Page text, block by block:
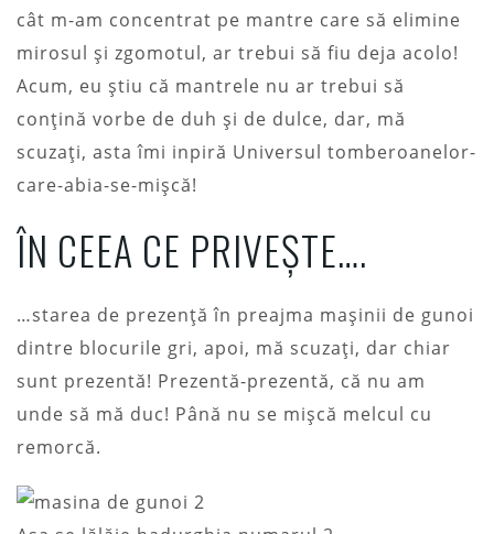
cât m-am concentrat pe mantre care să elimine
mirosul și zgomotul, ar trebui să fiu deja acolo!
Acum, eu știu că mantrele nu ar trebui să
conțină vorbe de duh și de dulce, dar, mă
scuzați, asta îmi inpiră Universul tomberoanelor-
care-abia-se-mișcă!
ÎN CEEA CE PRIVEȘTE….
…starea de prezență în preajma mașinii de gunoi
dintre blocurile gri, apoi, mă scuzați, dar chiar
sunt prezentă! Prezentă-prezentă, că nu am
unde să mă duc! Până nu se mișcă melcul cu
remorcă.